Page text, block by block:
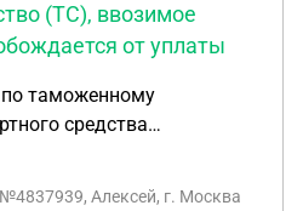
(ТС), ввозимое
от уплаты
таможенному
средства
Алексей, г. Москва